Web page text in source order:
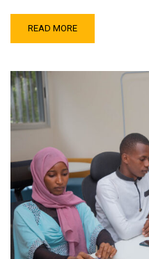
READ MORE